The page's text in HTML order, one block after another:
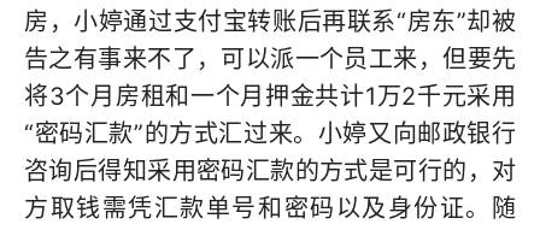
房，小婷通过支付宝转账后再联系“房东”却被
告之有事来不了，可以派一个员工来，但要先
将3个月房租和一个月押金共计1万2千元采用
“密码汇款”的方式汇过来。小婷又向邮政银行
咨询后得知采用密码汇款的方式是可行的，对
方取钱需凭汇款单号和密码以及身份证。随